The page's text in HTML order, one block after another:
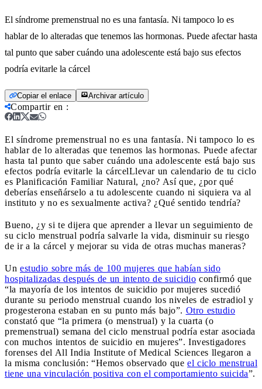
El síndrome premenstrual no es una fantasía. Ni tampoco lo es
hablar de lo alteradas que tenemos las hormonas. Puede afectar hasta
tal punto que saber cuándo una adolescente está bajo sus efectos
podría evitarle la cárcel
Copiar el enlace Archivar artículo
Compartir en :
El síndrome premenstrual no es una fantasía. Ni tampoco lo es
hablar de lo alteradas que tenemos las hormonas. Puede afectar
hasta tal punto que saber cuándo una adolescente está bajo sus
efectos podría evitarle la cárcelLlevar un calendario de tu ciclo
es Planificación Familiar Natural, ¿no? Así que, ¿por qué
deberías enseñárselo a tu adolescente cuando ni siquiera va al
instituto y no es sexualmente activa? ¿Qué sentido tendría?
Bueno, ¿y si te dijera que aprender a llevar un seguimiento de
su ciclo menstrual podría salvarle la vida, disminuir su riesgo
de ir a la cárcel y mejorar su vida de otras muchas maneras?
Un estudio sobre más de 100 mujeres que habían sido
hospitalizadas después de un intento de suicidio confirmó que
“la mayoría de los intentos de suicidio por mujeres sucedió
durante su periodo menstrual cuando los niveles de estradiol y
progesterona estaban en su punto más bajo”. Otro estudio
constató que “la primera (o menstrual) y la cuarta (o
premenstrual) semana del ciclo menstrual podría estar asociada
con muchos intentos de suicidio en mujeres”. Investigadores
forenses del All India Institute of Medical Sciences llegaron a
la misma conclusión: “Hemos observado que el ciclo menstrual
tiene una vinculación positiva con el comportamiento suicida”.